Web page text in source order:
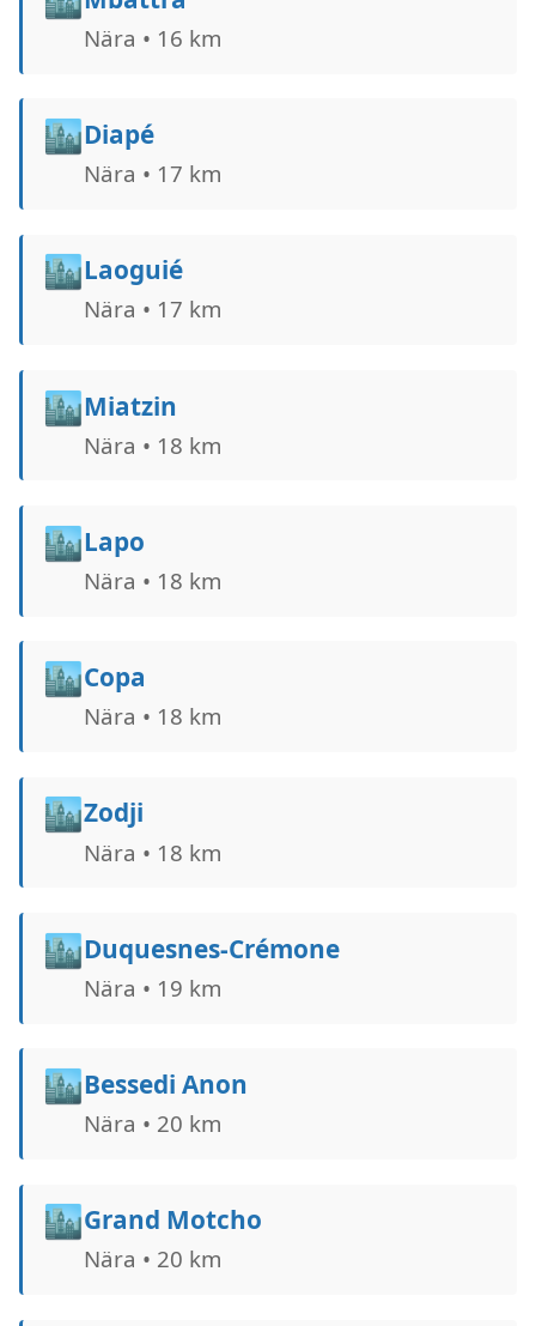
Nära • 16 km
🏙️Diapé
Nära • 17 km
🏙️Laoguié
Nära • 17 km
🏙️Miatzin
Nära • 18 km
🏙️Lapo
Nära • 18 km
🏙️Copa
Nära • 18 km
🏙️Zodji
Nära • 18 km
🏙️Duquesnes-Crémone
Nära • 19 km
🏙️Bessedi Anon
Nära • 20 km
🏙️Grand Motcho
Nära • 20 km